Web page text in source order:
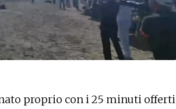
proprio con i 25 minuti offerti